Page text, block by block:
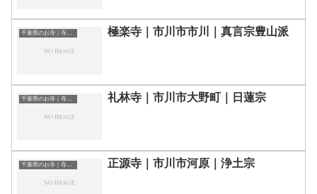
千葉県のお寺｜寺院一覧 極楽寺｜市川市市川｜真言宗豊山派
千葉県のお寺｜寺院一覧 礼林寺｜市川市大野町｜日蓮宗
千葉県のお寺｜寺院一覧 正源寺｜市川市河原｜浄土宗